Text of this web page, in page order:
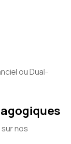
ou Dual-
nos